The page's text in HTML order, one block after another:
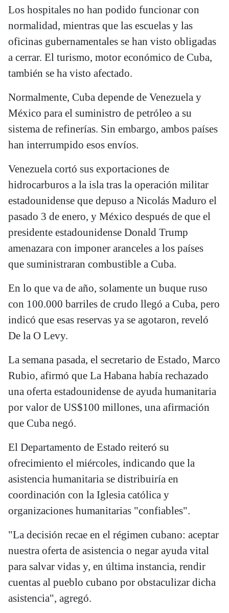
Los hospitales no han podido funcionar con
normalidad, mientras que las escuelas y las
oficinas gubernamentales se han visto obligadas
a cerrar. El turismo, motor económico de Cuba,
también se ha visto afectado.
Normalmente, Cuba depende de Venezuela y
México para el suministro de petróleo a su
sistema de refinerías. Sin embargo, ambos países
han interrumpido esos envíos.
Venezuela cortó sus exportaciones de
hidrocarburos a la isla tras la operación militar
estadounidense que depuso a Nicolás Maduro el
pasado 3 de enero, y México después de que el
presidente estadounidense Donald Trump
amenazara con imponer aranceles a los países
que suministraran combustible a Cuba.
En lo que va de año, solamente un buque ruso
con 100.000 barriles de crudo llegó a Cuba, pero
indicó que esas reservas ya se agotaron, reveló
De la O Levy.
La semana pasada, el secretario de Estado, Marco
Rubio, afirmó que La Habana había rechazado
una oferta estadounidense de ayuda humanitaria
por valor de US$100 millones, una afirmación
que Cuba negó.
El Departamento de Estado reiteró su
ofrecimiento el miércoles, indicando que la
asistencia humanitaria se distribuiría en
coordinación con la Iglesia católica y
organizaciones humanitarias "confiables".
"La decisión recae en el régimen cubano: aceptar
nuestra oferta de asistencia o negar ayuda vital
para salvar vidas y, en última instancia, rendir
cuentas al pueblo cubano por obstaculizar dicha
asistencia", agregó.